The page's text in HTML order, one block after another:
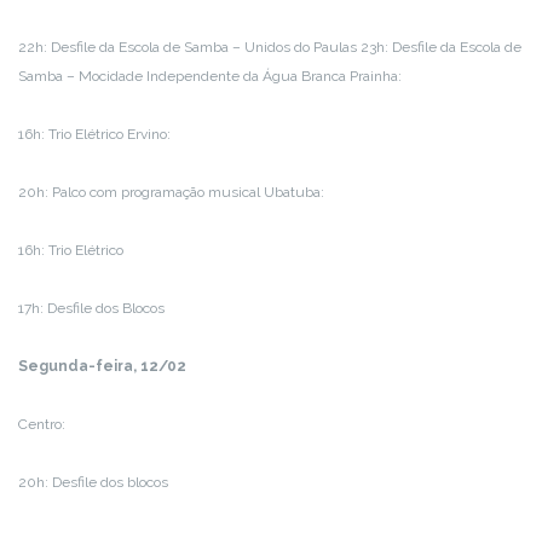
22h: Desfile da Escola de Samba – Unidos do Paulas 23h: Desfile da Escola de
Samba – Mocidade Independente da Água Branca Prainha:
16h: Trio Elétrico Ervino:
20h: Palco com programação musical Ubatuba:
16h: Trio Elétrico
17h: Desfile dos Blocos
Segunda-feira, 12/02
Centro:
20h: Desfile dos blocos